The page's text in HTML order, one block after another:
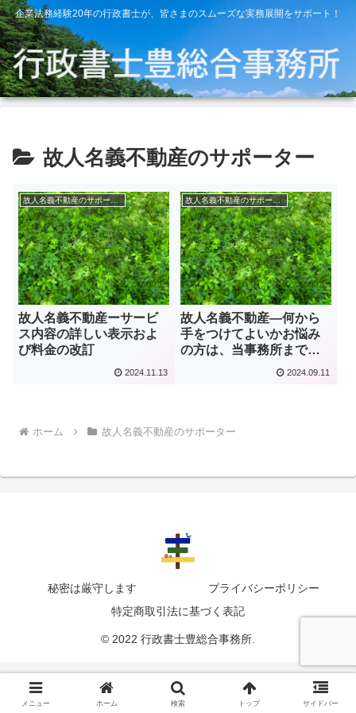
企業法務経験20年の行政書士が、皆さまのスムーズな実務展開をサポート！
故人名義不動産のサポーター
故人名義不動産のサポーター
故人名義不動産ーサービ
ス内容の詳しい表示およ
び料金の改訂
2024.11.13
故人名義不動産のサポーター
故人名義不動産―何から
手をつけてよいかお悩み
の方は、当事務所までご
2024.09.11
ホーム 故人名義不動産のサポーター
秘密は厳守します
プライバシーポリシー
特定商取引法に基づく表記
© 2022 行政書士豊総合事務所.
メニュー ホーム 検索 トップ サイドバー